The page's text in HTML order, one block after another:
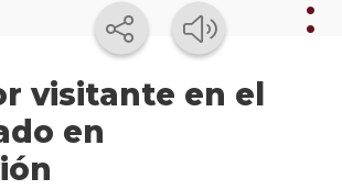
visitante en el
en